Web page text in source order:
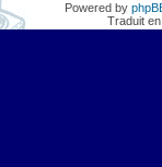
Powered by
Traduit